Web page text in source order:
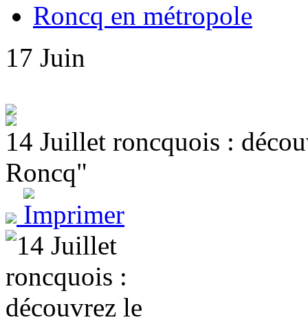
Roncq en métropole
17 Juin
14 Juillet roncquois :
Roncq"